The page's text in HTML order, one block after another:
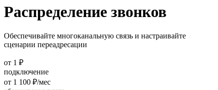
Распределение звонков
Обеспечивайте многоканальную связь и настраивайте
сценарии переадресации
от 1 ₽
подключение
от 1 100 ₽/мес